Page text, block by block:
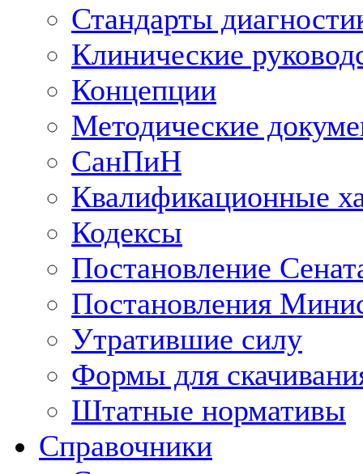
Стандарты
Клинические
Концепции
Методические
СанПиН
Квалификационные
Кодексы
Постановление
Постановления
Утратившие силу
Формы для
Штатные нормативы
Справочники